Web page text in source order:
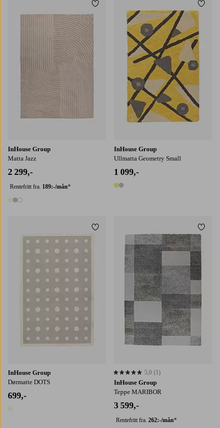
InHouse Group
Matta Jazz
2 299,-
Rentefritt fra. 189:-/mån*
3 farger
Legg til favoritter
InHouse Group
Ullmatta Geometry Small
1 099,-
2 farger
InHouse Group
Dørmatte DOTS
699,-
Legg til favoritter
InHouse Group
Teppe MARIBOR
3 599,-
Rentefritt fra. 262:-/mån*
5,0 basert på 1 karaktergivninger
5,0 (1)
130X195 160X230200X290240X340